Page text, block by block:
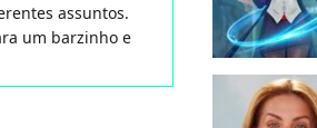
assuntos.
um barzinho e